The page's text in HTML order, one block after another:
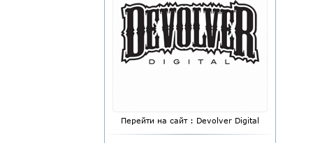
Перейти на сайт : Devolver Digital